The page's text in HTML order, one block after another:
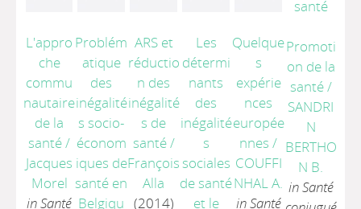
L'appro
che
commu
nautaire
de la
santé/
Jacques
Morel
in Santé
Problém
atique
des
inégalité
s socio-
économ
iques de
santé en
Belgiqu
ARS et
réductio
n des
inégalité
s de
santé/
François
Alla
(2014)
Les
détermi
nants
des
inégalité
s
sociales
de santé
et le
Quelque
s
expérie
nces
europée
nnes /
COUFFI
NHAL A.
in Santé
Promoti
on de la
santé/
SANDRI
N
BERTHO
N B.
in Santé